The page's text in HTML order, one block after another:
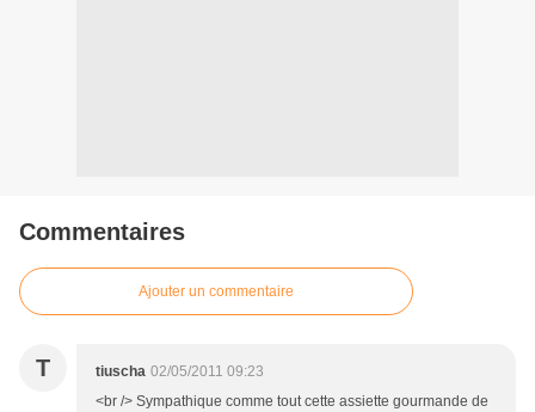
Commentaires
Ajouter un commentaire
T tiuscha 02/05/2011 09:23
<br /> Sympathique comme tout cette assiette gourmande de